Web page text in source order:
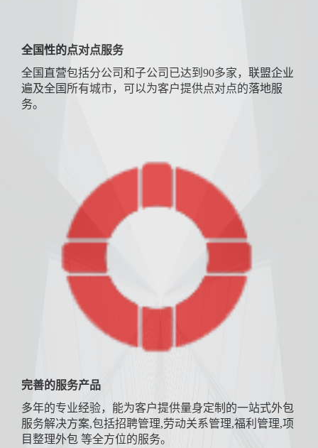
全国性的点对点服务
全国直营包括分公司和子公司已达到90多家，联盟企业
遍及全国所有城市，可以为客户提供点对点的落地服
务。
完善的服务产品
多年的专业经验，能为客户提供量身定制的一站式外包
服务解决方案,包括招聘管理,劳动关系管理,福利管理,项
目整理外包 等全方位的服务。